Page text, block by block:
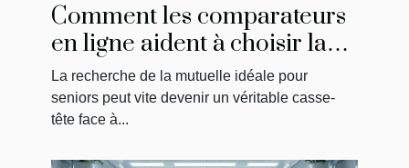
Comment les comparateurs
en ligne aident à choisir la
meilleure mutuelle pour
seniors
La recherche de la mutuelle idéale pour
seniors peut vite devenir un véritable casse-
tête face à...